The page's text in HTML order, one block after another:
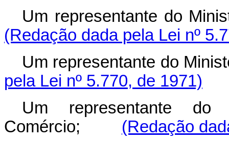
Um representante do
(Redação dada pela Lei nº
Um representante do
pela Lei nº 5.770, de 1971)
Um representante
Comércio; (Redação